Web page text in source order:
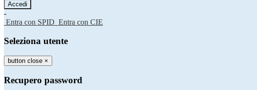
-
Entra con SPID Entra con CIE
Seleziona utente
button close ×
Recupero password